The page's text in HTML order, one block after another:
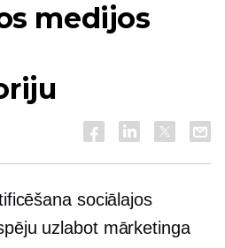
medijos
sociālajos
uzlabot mārketinga